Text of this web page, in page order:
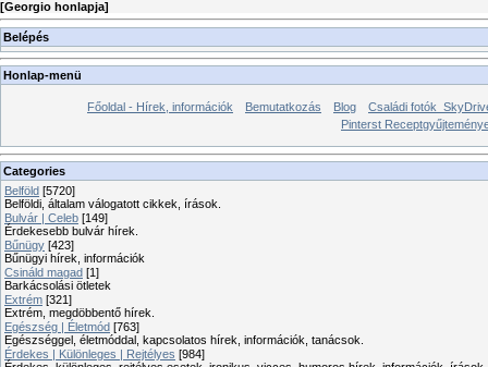
[Georgio honlapja]
Belépés
Honlap-menü
Főoldal - Hírek, információk Bemutatkozás Blog
Családi
Pinterst
Categories
Belföld [5720]
Belföldi, általam válogatott cikkek, írások.
Bulvár | Celeb [149]
Érdekesebb bulvár hírek.
Bűnügy [423]
Bűnügyi hírek, információk
Csináld magad [1]
Barkácsolási ötletek
Extrém [321]
Extrém, megdöbbentő hírek.
Egészség | Életmód [763]
Egészséggel, életmóddal, kapcsolatos hírek, információk, tanácsok.
Érdekes | Különleges | Rejtélyes [984]